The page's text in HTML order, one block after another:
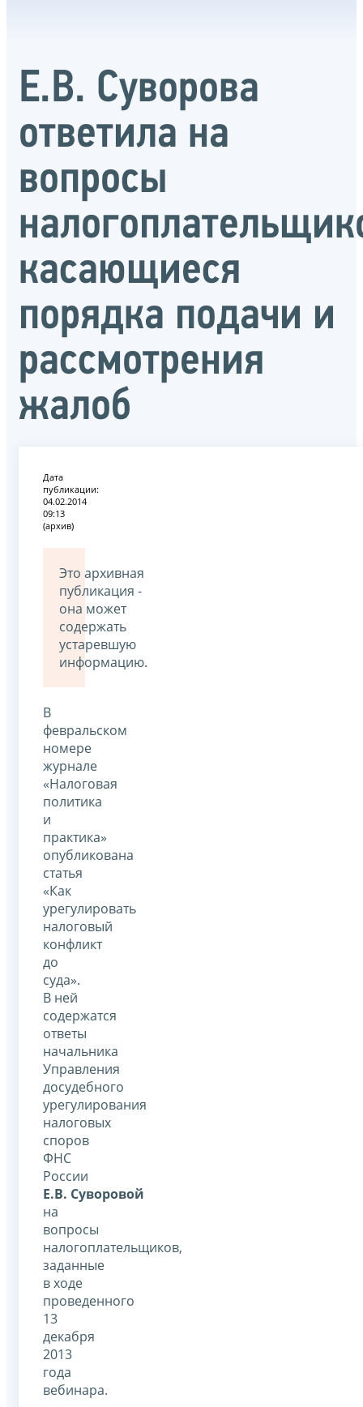
Е.В. Суворова
ответила на
вопросы
касающиеся
порядка подачи и
рассмотрения
жалоб
Дата
публикации:
04.02.2014
09:13
(архив)
Это архивная
публикация -
она может
содержать
устаревшую
информацию.
В
февральском
номере
журнале
«Налоговая
политика
и
практика»
опубликована
статья
«Как
урегулировать
налоговый
конфликт
до
суда».
В ней
содержатся
ответы
начальника
Управления
досудебного
урегулирования
налоговых
споров
ФНС
России
Е.В. Суворовой
на
вопросы
налогоплательщиков,
заданные
в ходе
проведенного
13
декабря
2013
года
вебинара.